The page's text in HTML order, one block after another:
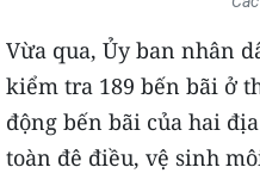
Vừa qua, Ủy ban nhân
kiểm tra 189 bến bãi ở
động bến bãi của hai
toàn đê điều, vệ sinh